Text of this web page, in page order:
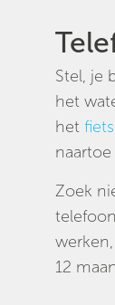
Stel, je
het
het
Zoek
12